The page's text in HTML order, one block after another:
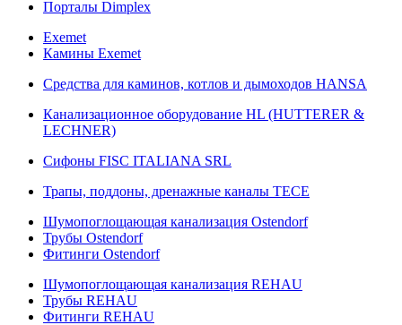
Порталы Dimplex
Exemet
Камины Exemet
Средства для каминов, котлов и дымоходов HANSA
Канализационное оборудование HL (HUTTERER &
LECHNER)
Сифоны FISC ITALIANA SRL
Трапы, поддоны, дренажные каналы TECE
Шумопоглощающая канализация Ostendorf
Трубы Ostendorf
Фитинги Ostendorf
Шумопоглощающая канализация REHAU
Трубы REHAU
Фитинги REHAU